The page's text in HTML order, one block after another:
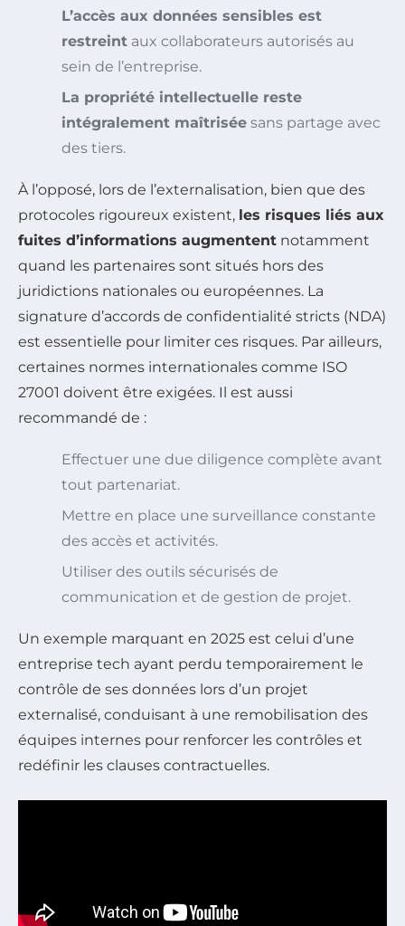
L’accès aux données sensibles est
restreint aux collaborateurs autorisés au
sein de l’entreprise.
La propriété intellectuelle reste
intégralement maîtrisée sans partage avec
des tiers.
À l’opposé, lors de l’externalisation, bien que des
protocoles rigoureux existent, les risques liés aux
fuites d’informations augmentent notamment
quand les partenaires sont situés hors des
juridictions nationales ou européennes. La
signature d’accords de confidentialité stricts (NDA)
est essentielle pour limiter ces risques. Par ailleurs,
certaines normes internationales comme ISO
27001 doivent être exigées. Il est aussi
recommandé de :
Effectuer une due diligence complète avant
tout partenariat.
Mettre en place une surveillance constante
des accès et activités.
Utiliser des outils sécurisés de
communication et de gestion de projet.
Un exemple marquant en 2025 est celui d’une
entreprise tech ayant perdu temporairement le
contrôle de ses données lors d’un projet
externalisé, conduisant à une remobilisation des
équipes internes pour renforcer les contrôles et
redéfinir les clauses contractuelles.